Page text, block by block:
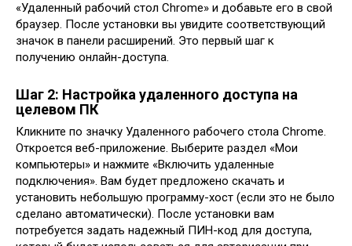
«Удаленный рабочий стол Chrome» и добавьте его в свой
браузер. После установки вы увидите соответствующий
значок в панели расширений. Это первый шаг к
получению онлайн-доступа.
Шаг 2: Настройка удаленного доступа на
целевом ПК
Кликните по значку Удаленного рабочего стола Chrome.
Откроется веб-приложение. Выберите раздел «Мои
компьютеры» и нажмите «Включить удаленные
подключения». Вам будет предложено скачать и
установить небольшую программу-хост (если это не было
сделано автоматически). После установки вам
потребуется задать надежный ПИН-код для доступа,